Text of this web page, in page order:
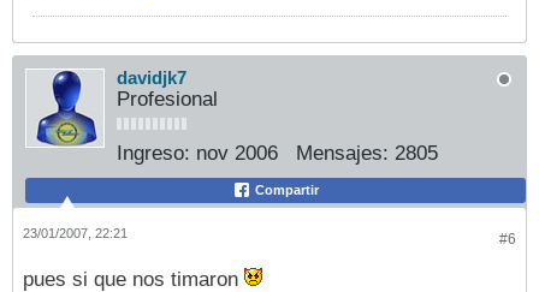
davidjk7
Profesional
Ingreso: nov 2006 Mensajes: 2805
Compartir
#6
23/01/2007, 22:21
pues si que nos timaron